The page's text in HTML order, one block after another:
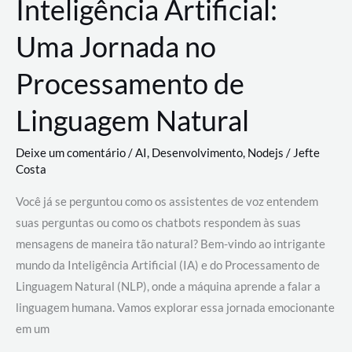
Inteligência Artificial:
Uma Jornada no
Processamento de
Linguagem Natural
Deixe um comentário/AI, Desenvolvimento, Nodejs / Jefte
Costa
Você já se perguntou como os assistentes de voz entendem
suas perguntas ou como os chatbots respondem às suas
mensagens de maneira tão natural? Bem-vindo ao intrigante
mundo da Inteligência Artificial (IA) e do Processamento de
Linguagem Natural (NLP), onde a máquina aprende a falar a
linguagem humana. Vamos explorar essa jornada emocionante
em um